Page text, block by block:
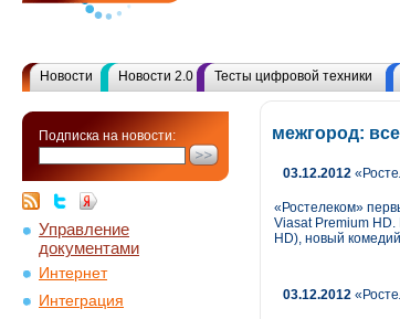
Новости Новости 2.0 Тесты цифровой техники
Подписка на новости:
Управление
документами
Интернет
Интеграция
межгород:
03.12.2012
«Ростелеком»
Viasat Premium
HD), новый
03.12.2012